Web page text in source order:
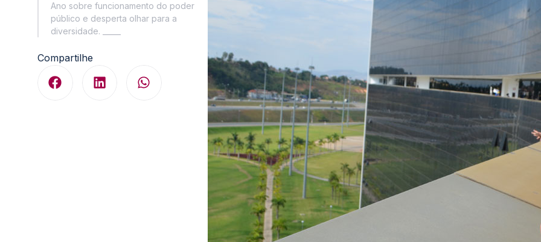
Ano sobre funcionamento do poder
público e desperta olhar para a
diversidade. _____
Compartilhe